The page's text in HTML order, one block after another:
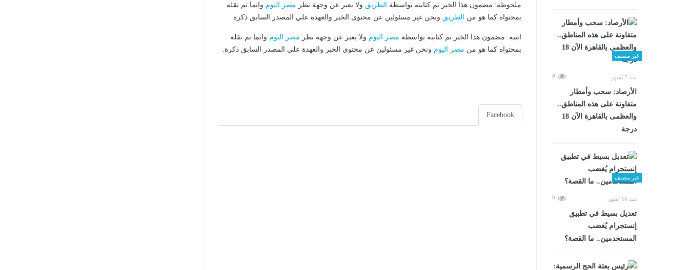
غير مصنف
منذ 7 أشهر 0
الأرصاد: سحب وأمطار
متفاوتة على هذه المناطق..
والعظمى بالقاهرة الآن 18
درجة
غير مصنف
منذ 10 أشهر 0
تعديل بسيط في تطبيق
إنستجرام يُغضب
المستخدمين.. ما القصة؟
ملحوظة: مضمون هذا الخبر تم كتابته بواسطة الطريق ولا يعبر عن وجهة نظر مصر اليوم وانما تم نقله
بمحتواه كما هو من
الطريق ونحن غير مسئولين عن محتوى الخبر والعهدة علي المصدر السابق ذكرة.
انتبه: مضمون هذا الخبر تم كتابته بواسطة مصر اليوم ولا يعبر عن وجهة نظر مصر اليوم وانما تم نقله
بمحتواه كما هو من مصر اليوم ونحن غير مسئولين عن محتوى الخبر والعهدة علي المصدر السابق ذكرة.
Facebook